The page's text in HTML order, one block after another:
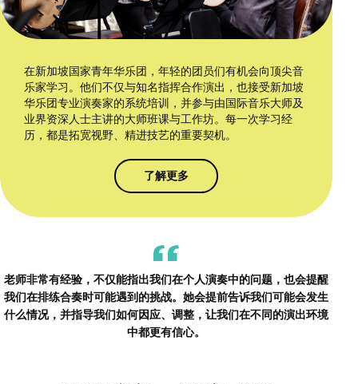
在新加坡国家青年华乐团，年轻的团员们有机会向顶尖音
乐家学习。他们不仅与知名指挥合作演出，也接受新加坡
华乐团专业演奏家的系统培训，并参与由国际音乐大师及
业界资深人士主讲的大师班课与工作坊。每一次学习经
历，都是拓宽视野、精进技艺的重要契机。
了解更多
老师非常有经验，不仅能指出我们在个人演奏中的问题，也会提醒
我们在排练合奏时可能遇到的挑战。她会提前告诉我们可能会发生
什么情况，并指导我们如何因应、调整，让我们在不同的演出环境
中都更有信心。